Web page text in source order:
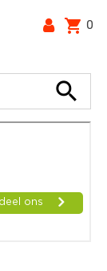
shopping_cart 0
